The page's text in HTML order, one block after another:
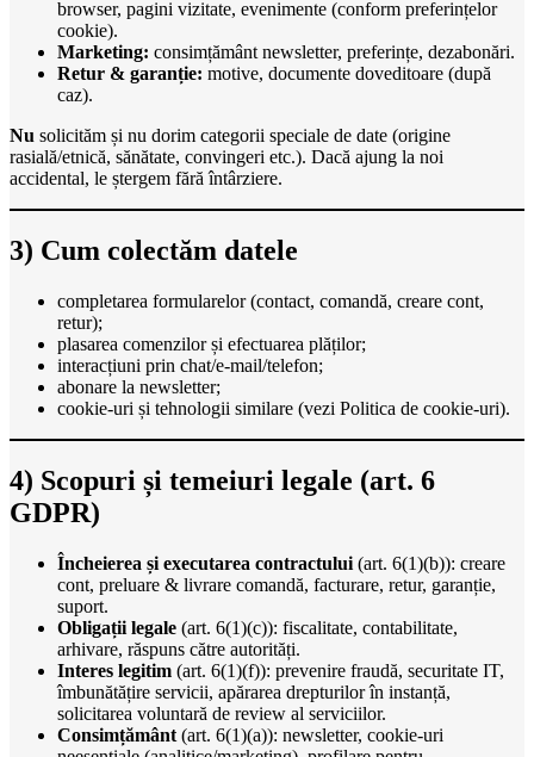
browser, pagini vizitate, evenimente (conform preferințelor
cookie).
Marketing: consimțământ newsletter, preferințe, dezabonări.
Retur & garanție: motive, documente doveditoare (după
caz).
Nu solicităm și nu dorim categorii speciale de date (origine
rasială/etnică, sănătate, convingeri etc.). Dacă ajung la noi
accidental, le ștergem fără întârziere.
3) Cum colectăm datele
completarea formularelor (contact, comandă, creare cont,
retur);
plasarea comenzilor și efectuarea plăților;
interacțiuni prin chat/e-mail/telefon;
abonare la newsletter;
cookie-uri și tehnologii similare (vezi Politica de cookie-uri).
4) Scopuri și temeiuri legale (art. 6
GDPR)
Încheierea și executarea contractului (art. 6(1)(b)): creare
cont, preluare & livrare comandă, facturare, retur, garanție,
suport.
Obligații legale (art. 6(1)(c)): fiscalitate, contabilitate,
arhivare, răspuns către autorități.
Interes legitim (art. 6(1)(f)): prevenire fraudă, securitate IT,
îmbunătățire servicii, apărarea drepturilor în instanță,
solicitarea voluntară de review al serviciilor.
Consimțământ (art. 6(1)(a)): newsletter, cookie-uri